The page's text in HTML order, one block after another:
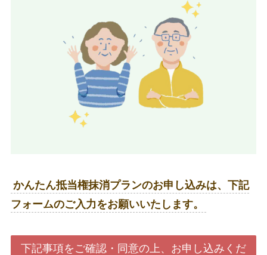
かんたん抵当権抹消プランのお申し込みは、下記
フォームのご入力をお願いいたします。
下記事項をご確認・同意の上、お申し込みくだ